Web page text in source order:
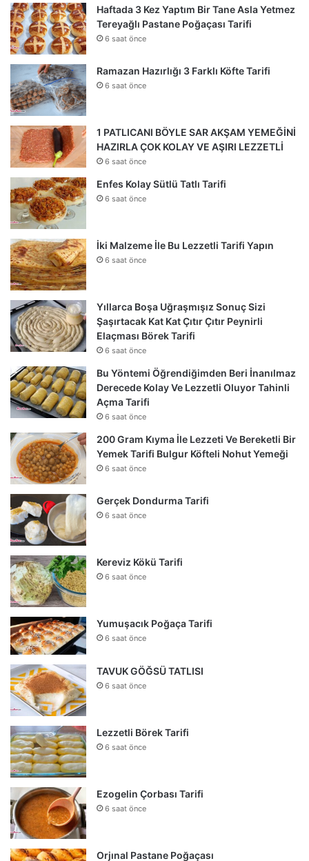
Haftada 3 Kez Yaptım Bir Tane Asla Yetmez
Tereyağlı Pastane Poğaçası Tarifi
6 saat önce
Ramazan Hazırlığı 3 Farklı Köfte Tarifi
6 saat önce
1 PATLICANI BÖYLE SAR AKŞAM YEMEĞİNİ
HAZIRLA ÇOK KOLAY VE AŞIRI LEZZETLİ
6 saat önce
Enfes Kolay Sütlü Tatlı Tarifi
6 saat önce
İki Malzeme İle Bu Lezzetli Tarifi Yapın
6 saat önce
Yıllarca Boşa Uğraşmışız Sonuç Sizi
Şaşırtacak Kat Kat Çıtır Çıtır Peynirli
Elaçması Börek Tarifi
6 saat önce
Bu Yöntemi Öğrendiğimden Beri İnanılmaz
Derecede Kolay Ve Lezzetli Oluyor Tahinli
Açma Tarifi
6 saat önce
200 Gram Kıyma İle Lezzeti Ve Bereketli Bir
Yemek Tarifi Bulgur Köfteli Nohut Yemeği
6 saat önce
Gerçek Dondurma Tarifi
6 saat önce
Kereviz Kökü Tarifi
6 saat önce
Yumuşacık Poğaça Tarifi
6 saat önce
TAVUK GÖĞSÜ TATLISI
6 saat önce
Lezzetli Börek Tarifi
6 saat önce
Ezogelin Çorbası Tarifi
6 saat önce
Orjınal Pastane Poğaçası